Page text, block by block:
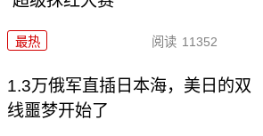
最热 阅读 11352
1.3万俄军直插日本海，美日的双
线噩梦开始了